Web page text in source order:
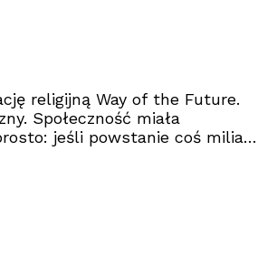
religijną Way of the Future.
Społeczność miała
jeśli powstanie coś miliard